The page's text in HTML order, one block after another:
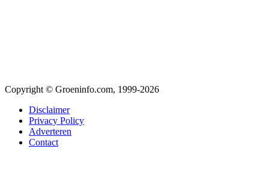
Copyright © Groeninfo.com, 1999-2026
Disclaimer
Privacy Policy
Adverteren
Contact